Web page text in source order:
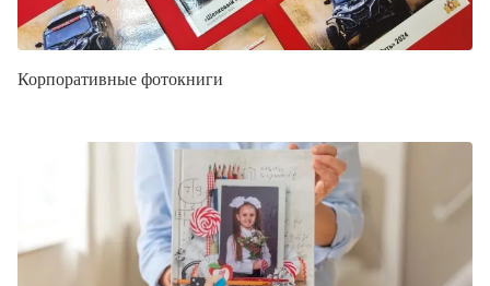
Корпоративные фотокниги